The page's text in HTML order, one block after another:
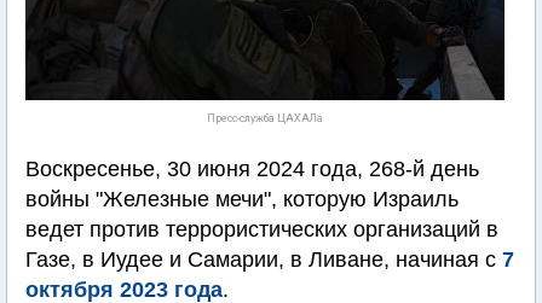
Пресс-служба ЦАХАЛа
Воскресенье, 30 июня 2024 года, 268-й день
войны "Железные мечи", которую Израиль
ведет против террористических организаций в
Газе, в Иудее и Самарии, в Ливане, начиная с 7
октября 2023 года.